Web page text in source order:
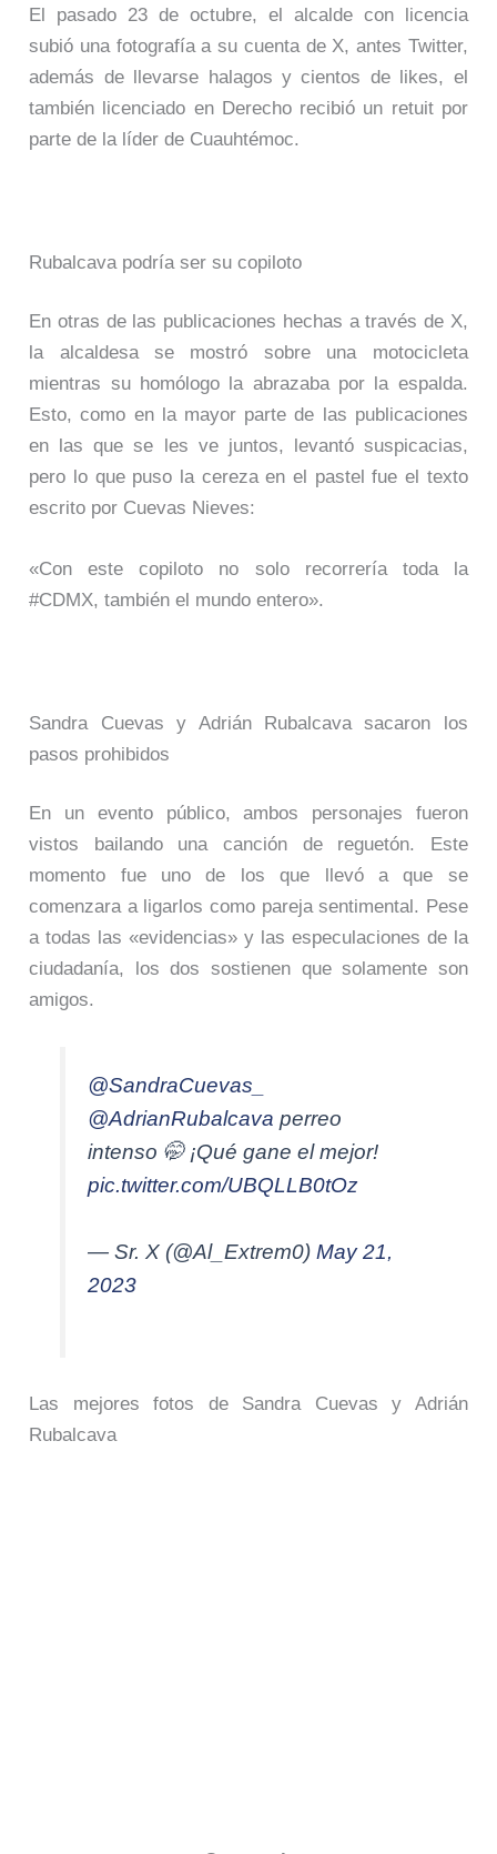
El pasado 23 de octubre, el alcalde con licencia
subió una fotografía a su cuenta de X, antes Twitter,
además de llevarse halagos y cientos de likes, el
también licenciado en Derecho recibió un retuit por
parte de la líder de Cuauhtémoc.
Rubalcava podría ser su copiloto
En otras de las publicaciones hechas a través de X,
la alcaldesa se mostró sobre una motocicleta
mientras su homólogo la abrazaba por la espalda.
Esto, como en la mayor parte de las publicaciones
en las que se les ve juntos, levantó suspicacias,
pero lo que puso la cereza en el pastel fue el texto
escrito por Cuevas Nieves:
«Con este copiloto no solo recorrería toda la
#CDMX, también el mundo entero».
Sandra Cuevas y Adrián Rubalcava sacaron los
pasos prohibidos
En un evento público, ambos personajes fueron
vistos bailando una canción de reguetón. Este
momento fue uno de los que llevó a que se
comenzara a ligarlos como pareja sentimental. Pese
a todas las «evidencias» y las especulaciones de la
ciudadanía, los dos sostienen que solamente son
amigos.
@SandraCuevas_
@AdrianRubalcava perreo
intenso 🤭 ¡Qué gane el mejor!
pic.twitter.com/UBQLLB0tOz
— Sr. X (@Al_Extrem0)May 21,
2023
Las mejores fotos de Sandra Cuevas y Adrián
Rubalcava